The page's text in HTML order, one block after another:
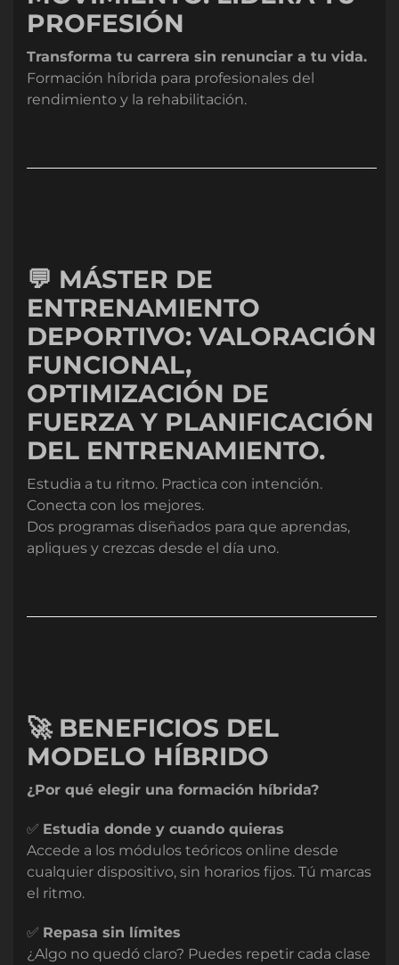
PROFESIÓN
Transforma tu carrera sin renunciar a tu vida.
Formación híbrida para profesionales del
rendimiento y la rehabilitación.
💬 MÁSTER DE
ENTRENAMIENTO
DEPORTIVO: VALORACIÓN
FUNCIONAL,
OPTIMIZACIÓN DE
FUERZA Y PLANIFICACIÓN
DEL ENTRENAMIENTO.
Estudia a tu ritmo. Practica con intención.
Conecta con los mejores.
Dos programas diseñados para que aprendas,
apliques y crezcas desde el día uno.
🚀 BENEFICIOS DEL
MODELO HÍBRIDO
¿Por qué elegir una formación híbrida?
✅ Estudia donde y cuando quieras
Accede a los módulos teóricos online desde
cualquier dispositivo, sin horarios fijos. Tú marcas
el ritmo.
✅ Repasa sin límites
¿Algo no quedó claro? Puedes repetir cada clase